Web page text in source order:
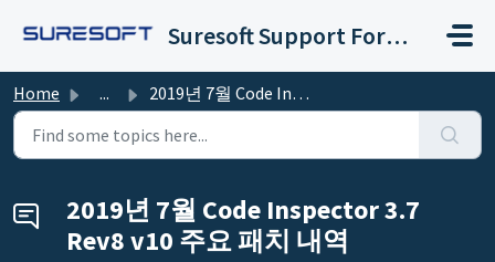
Suresoft Support Forum
Home ... 2019년 7월 Code Inspector 3.7 Rev8 v10 주요 패치 내역
2019년 7월 Code Inspector 3.7
Rev8 v10 주요 패치 내역